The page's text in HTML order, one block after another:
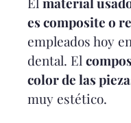
es composite o
empleados hoy
dental. El
color de las
muy estético.